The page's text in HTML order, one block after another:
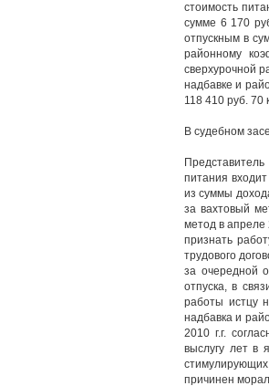
стоимость
сумме 6 170
отпускным в
районному
сверхурочной
надбавке и
118 410 руб. 70
В судебном
питания
из суммы
за вахтовый
метод в апреле
признать
трудового
за очередной
отпуска, в
работы истцу
надбавка и
2010 г.г.
выслугу лет в
причинен